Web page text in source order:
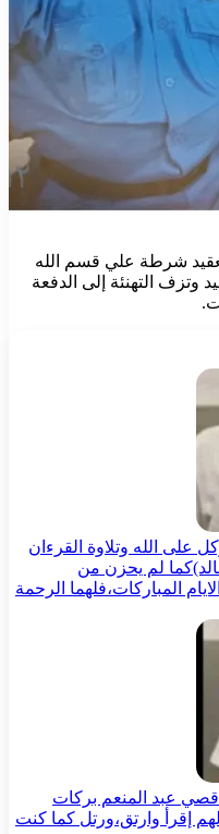
شرطة علي قسم الله
وتزف التهنئة إلى الدفعة
على الله وتلاوة القرءان
لم يحزن من
المباركات،فلهما الرحمة
قصي عبد المنعم بركات
إقرأ وارتق،ورتل كما كنت